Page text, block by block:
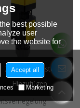
Zur Wunschliste
Hinzufügen
D4NS, D4NS-SK
3 Kontakte
best possible
user
the website for
Accept all
Marketing